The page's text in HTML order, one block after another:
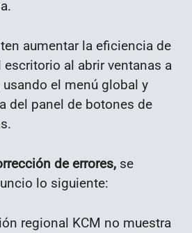
aumentar la eficiencia de
escritorio al abrir ventanas a
el menú global y
del panel de botones de
de errores, se
lo siguiente:
regional KCM no muestra